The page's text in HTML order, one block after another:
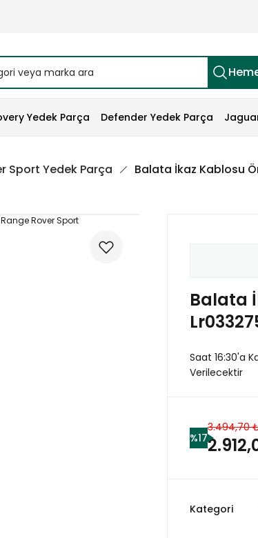
Yedek Parça Defender Yedek Parça
Sport Yedek Parça Balata İkaz Kablosu
Balata
Saat 16:30'a
Verilecektir
%17
3.494,70
Kategori